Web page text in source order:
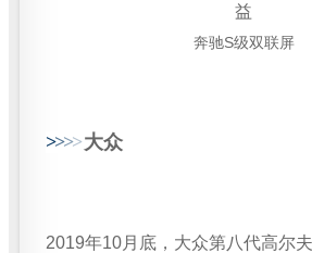
奔驰S级双联屏
>>>>大众
2019年10月底，大众第八代高尔